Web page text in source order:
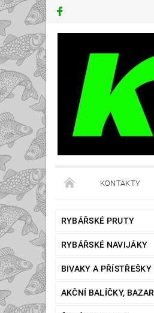
KONTAKTY
RYBÁŘSKÉ PRUTY
RYBÁŘSKÉ NAVIJÁKY
BIVAKY A PŘÍSTŘEŠKY
AKČNÍ BALÍČKY, BAZAR